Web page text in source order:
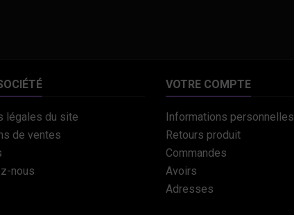
légales du site
de ventes
nous
VOTRE COMPTE
Informations personnelles
Retours produit
Commandes
Avoirs
Adresses